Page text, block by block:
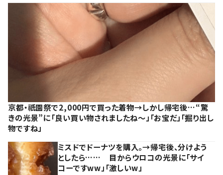
京都・祇園祭で2,000円で買った着物→しかし帰宅後…“驚
きの光景”に「良い買い物されましたね～」「お宝だ」「掘り出し
物ですね」
ミスドでドーナツを購入。→帰宅後、分けよう
としたら…… 目からウロコの光景に「サイ
コーですww」「激しいw」